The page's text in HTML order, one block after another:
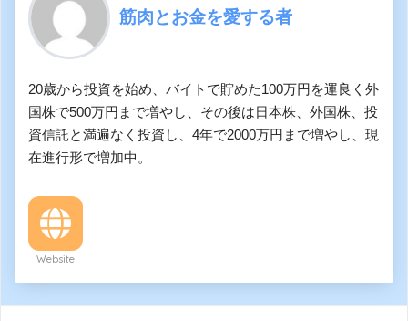
筋肉とお金を愛する者
20歳から投資を始め、バイトで貯めた100万円を運良く外
国株で500万円まで増やし、その後は日本株、外国株、投
資信託と満遍なく投資し、4年で2000万円まで増やし、現
在進行形で増加中。
Website